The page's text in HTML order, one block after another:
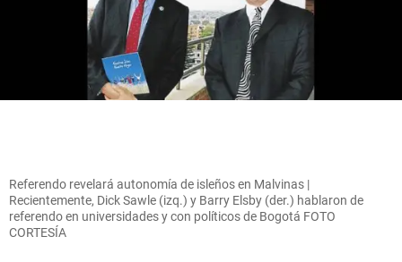
Referendo revelará autonomía de isleños en Malvinas |
Recientemente, Dick Sawle (izq.) y Barry Elsby (der.) hablaron de
referendo en universidades y con políticos de Bogotá FOTO
CORTESÍA